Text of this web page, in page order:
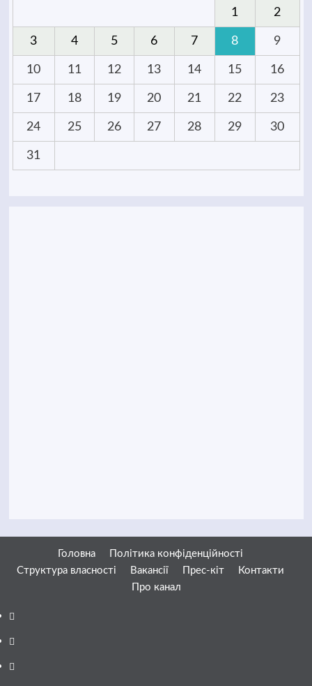
1 2
3 4 5 6 7 8 9
10 11 12 13 14 15 16
17 18 19 20 21 22 23
24 25 26 27 28 29 30
31
Головна
Політика конфіденційності
Структура власності
Вакансії Прес-кіт
Контакти
Про канал
Facebook
YouTube
Telegram